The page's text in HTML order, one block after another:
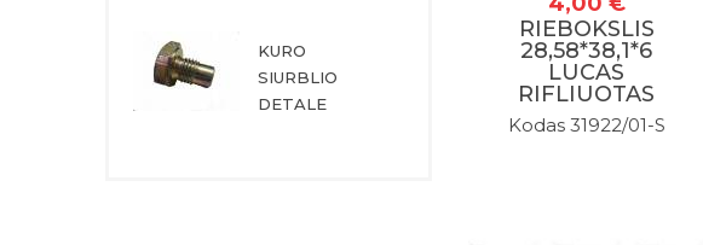
KURO
SIURBLIO
DETALE
RIEBOKSLIS
28,58*38,1*6
LUCAS
RIFLIUOTAS
Kodas 31922/01-S